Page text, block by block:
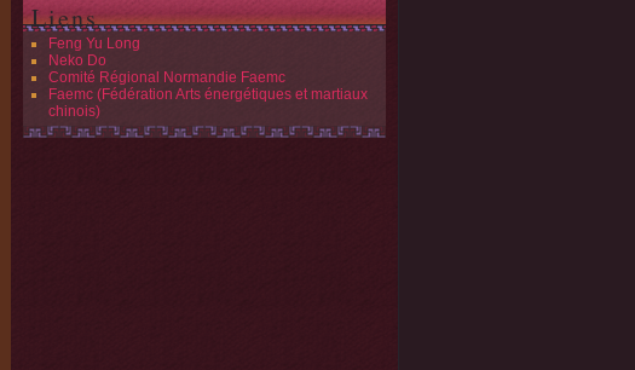
Liens
Feng Yu Long
Neko Do
Comité Régional Normandie Faemc
Faemc (Fédération Arts énergétiques et martiaux
chinois)